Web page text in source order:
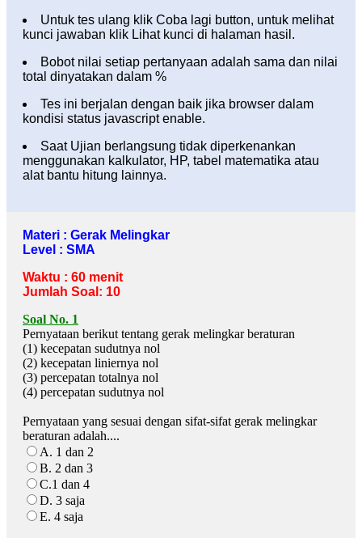
Untuk tes ulang klik Coba lagi button, untuk melihat
kunci jawaban klik Lihat kunci di halaman hasil.
Bobot nilai setiap pertanyaan adalah sama dan nilai
total dinyatakan dalam %
Tes ini berjalan dengan baik jika browser dalam
kondisi status javascript enable.
Saat Ujian berlangsung tidak diperkenankan
menggunakan kalkulator, HP, tabel matematika atau
alat bantu hitung lainnya.
Materi : Gerak Melingkar
Level : SMA
Waktu : 60 menit
Jumlah Soal: 10
Soal No. 1
Pernyataan berikut tentang gerak melingkar beraturan
(1) kecepatan sudutnya nol
(2) kecepatan liniernya nol
(3) percepatan totalnya nol
(4) percepatan sudutnya nol
Pernyataan yang sesuai dengan sifat-sifat gerak melingkar
beraturan adalah....
A. 1 dan 2
B. 2 dan 3
C.1 dan 4
D. 3 saja
E. 4 saja